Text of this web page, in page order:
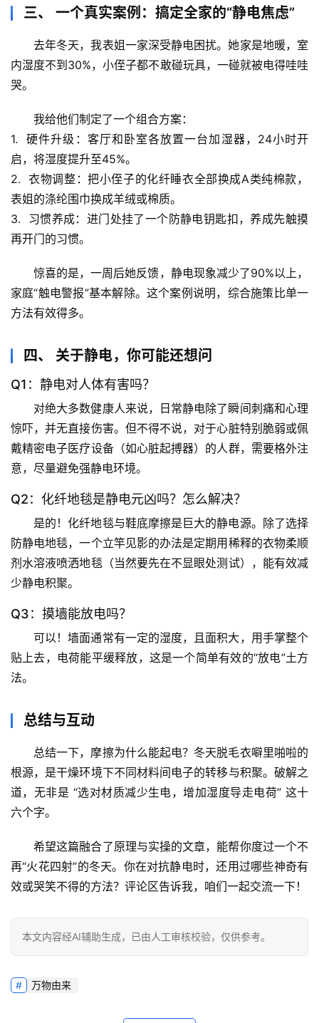
档
宇
宙
生
活
科
学
前
沿
心
理
驿
辟
谣
求
三、 一个真实案例：搞定全家的“静电焦虑”
去年冬天，我表姐一家深受静电困扰。她家是地暖，室
内湿度不到30%，小侄子都不敢碰玩具，一碰就被电得哇哇
哭。
我给他们制定了一个组合方案：
1. 硬件升级 ：客厅和卧室各放置一台加湿器，24小时开
启，将湿度提升至45%。
2. 衣物调整 ：把小侄子的化纤睡衣全部换成A类纯棉款，
表姐的涤纶围巾换成羊绒或棉质。
3. 习惯养成：进门处挂了一个防静电钥匙扣，养成先触摸
再开门的习惯。
惊喜的是，一周后她反馈，静电现象减少了90%以上，
家庭“触电警报”基本解除。这个案例说明，综合施策比单一
方法有效得多。
四、 关于静电，你可能还想问
Q1：静电对人体有害吗？
对绝大多数健康人来说，日常静电除了瞬间刺痛和心理
惊吓，并无直接伤害。但不得不说，对于心脏特别脆弱或佩
戴精密电子医疗设备（如心脏起搏器）的人群，需要格外注
意，尽量避免强静电环境。
Q2：化纤地毯是静电元凶吗？怎么解决？
是的！化纤地毯与鞋底摩擦是巨大的静电源。除了选择
防静电地毯，一个立竿见影的办法是定期用稀释的衣物柔顺
剂水溶液喷洒地毯（当然要先在不显眼处测试），能有效减
少静电积聚。
Q3：摸墙能放电吗？
可以！墙面通常有一定的湿度，且面积大，用手掌整个
贴上去，电荷能平缓释放，这是一个简单有效的“放电”土方
法。
总结与互动
总结一下， 摩擦为什么能起电？冬天脱毛衣噼里啪啦的
根源，是干燥环境下不同材料间电子的转移与积聚。破解之
道，无非是 “选对材质减少生电，增加湿度导走电荷” 这十
六个字。
希望这篇融合了原理与实操的文章，能帮你度过一个不
再“火花四射”的冬天。你在对抗静电时，还用过哪些神奇有
效或哭笑不得的方法？ 评论区告诉我，咱们一起交流一下！
本文内容经AI辅助生成，已由人工审核校验，仅供参考。
万物由来